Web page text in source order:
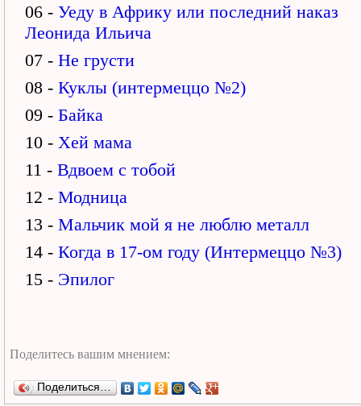
06 - Уеду в Африку или последний наказ
Леонида Ильича
07 - Не грусти
08 - Куклы (интермеццо №2)
09 - Байка
10 - Хей мама
11 - Вдвоем с тобой
12 - Модница
13 - Мальчик мой я не люблю металл
14 - Когда в 17-ом году (Интермеццо №3)
15 - Эпилог
Поделиться…